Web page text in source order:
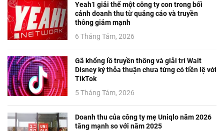
Yeah1 giải thể một công ty con trong bối
cảnh doanh thu từ quảng cáo và truyền
thông giảm mạnh
6 Tháng Tám, 2026
Gã khổng lồ truyền thông và giải trí Walt
Disney ký thỏa thuận chưa từng có tiền lệ với
TikTok
5 Tháng Tám, 2026
Doanh thu của công ty mẹ Uniqlo năm 2026
tăng mạnh so với năm 2025